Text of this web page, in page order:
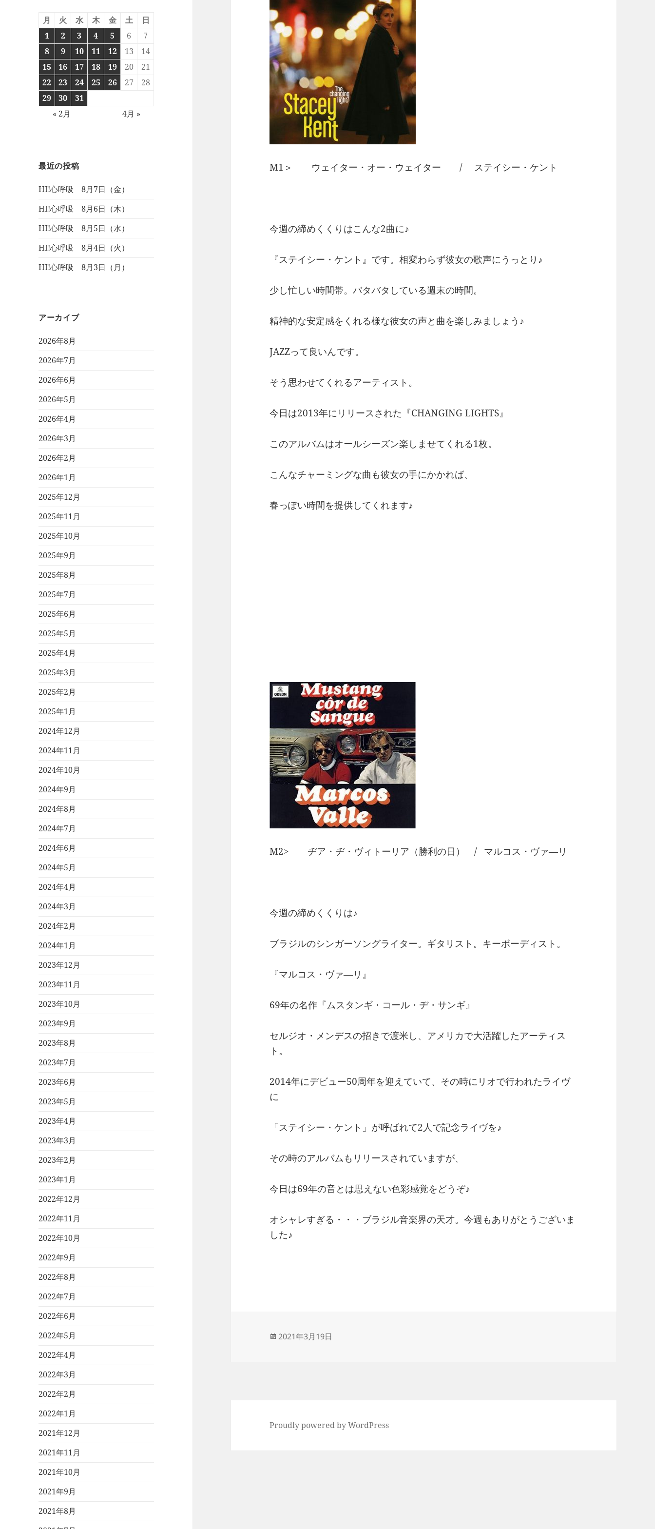
月 火 水 木 金 土
日
1
2 3 4 5 6
7
8
9 10 11 12 13
14
15
16 17 18 19 20
21
22
23 24 25 26 27
28
29
30
31
« 2月
4月 »
最近の投稿
HI!心呼吸 8月7日（金）
HI!心呼吸 8月6日（木）
HI!心呼吸 8月5日（水）
HI!心呼吸 8月4日（火）
HI!心呼吸 8月3日（月）
アーカイブ
2026年8月
2026年7月
2026年6月
2026年5月
2026年4月
2026年3月
2026年2月
2026年1月
2025年12月
2025年11月
2025年10月
2025年9月
2025年8月
2025年7月
2025年6月
2025年5月
2025年4月
2025年3月
2025年2月
2025年1月
2024年12月
2024年11月
2024年10月
2024年9月
2024年8月
2024年7月
2024年6月
2024年5月
2024年4月
2024年3月
2024年2月
2024年1月
2023年12月
2023年11月
2023年10月
2023年9月
2023年8月
2023年7月
2023年6月
2023年5月
2023年4月
2023年3月
2023年2月
2023年1月
2022年12月
2022年11月
2022年10月
2022年9月
2022年8月
2022年7月
2022年6月
2022年5月
2022年4月
2022年3月
2022年2月
2022年1月
2021年12月
2021年11月
2021年10月
2021年9月
2021年8月
M1＞ ウェイター・オー・ウェイター / ステイシー・ケント
今週の締めくくりはこんな2曲に♪
『ステイシー・ケント』です。相変わらず彼女の歌声にうっとり♪
少し忙しい時間帯。バタバタしている週末の時間。
精神的な安定感をくれる様な彼女の声と曲を楽しみましょう♪
JAZZって良いんです。
そう思わせてくれるアーティスト。
今日は2013年にリリースされた『CHANGING LIGHTS』
このアルバムはオールシーズン楽しませてくれる1枚。
こんなチャーミングな曲も彼女の手にかかれば、
春っぽい時間を提供してくれます♪
M2> ヂア・ヂ・ヴィトーリア（勝利の日） / マルコス・ヴァ―リ
今週の締めくくりは♪
ブラジルのシンガーソングライター。ギタリスト。キーボーディスト。
『マルコス・ヴァ―リ』
69年の名作『ムスタンギ・コール・ヂ・サンギ』
セルジオ・メンデスの招きで渡米し、アメリカで大活躍したアーティス
ト。
2014年にデビュー50周年を迎えていて、その時にリオで行われたライヴ
に
「ステイシー・ケント」が呼ばれて2人で記念ライヴを♪
その時のアルバムもリリースされていますが、
今日は69年の音とは思えない色彩感覚をどうぞ♪
オシャレすぎる・・・ブラジル音楽界の天才。今週もありがとうございま
した♪
投
2021年3月19日
Proudly powered by WordPress